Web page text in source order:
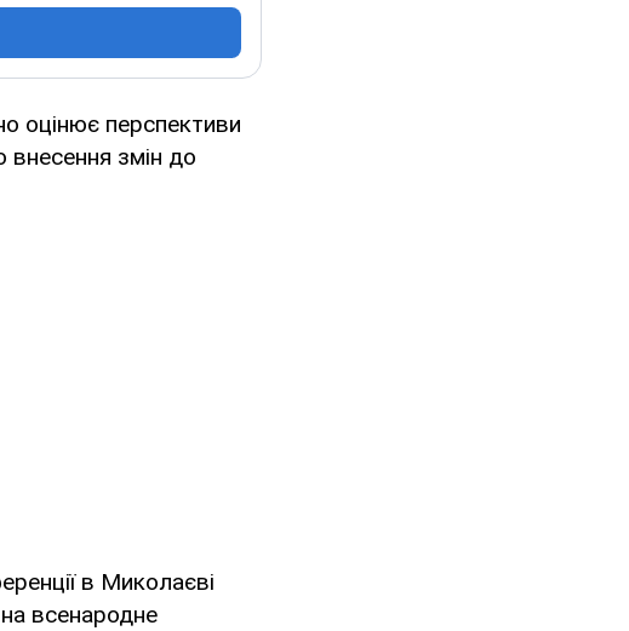
оцінює перспективи
змін до
в Миколаєві
всенародне